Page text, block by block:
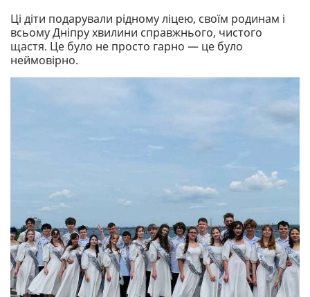
Ці діти подарували рідному ліцею, своїм родинам і
всьому Дніпру хвилини справжнього, чистого
щастя. Це було не просто гарно — це було
неймовірно.